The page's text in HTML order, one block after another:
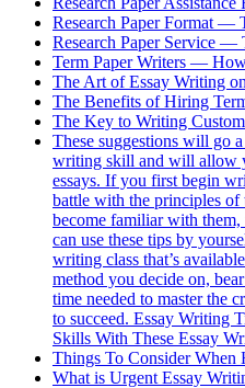
Research Paper Format —
Research Paper Service —
Term Paper Writers —
The Art of Essay Writing
The Benefits of Hiring
The Key to Writing
These suggestions will go
writing skill and will allow
essays. If you first begin
battle with the principles of
become familiar with
can use these tips by
writing class that’s
method you decide on,
time needed to master the
to succeed. Essay Writing
Skills With These Essay
Things To Consider When
What is Urgent Essay